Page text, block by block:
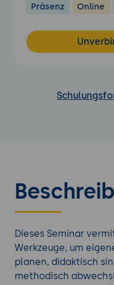
Präsenz Online
Dieses Seminar
Werkzeuge, um
planen, didaktisch
methodisch